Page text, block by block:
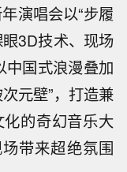
演唱会以“步履
3D技术、现场
国式浪漫叠加
元壁”，打造兼
的奇幻音乐大
带来超绝氛围